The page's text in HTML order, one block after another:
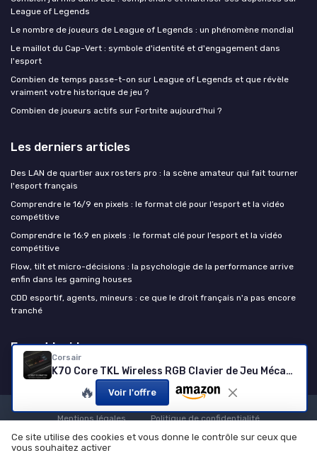
Corsair
K70 Core TKL Wireless RGB Clavier de Jeu Mécanique sans Clé – Interrupteurs Linéaires MLX Red v2 Pré-Lubrifiés – Capuchons de Clé en ABS – AZERTY FR – Noir Sans fil
🔥 Voir l'offre
League of Legends
Le nombre de joueurs de League of Legends : un phénomène mondial
Le maillot du Cap-Vert : symbole d'identité et d'engagement dans
l'esport
Combien de temps passe-t-on sur League of Legends et que révèle
vraiment votre historique de jeu ?
Combien de joueurs actifs sur Fortnite aujourd'hui ?
Les derniers articles
Des LAN de quartier aux rosters pro : la scène amateur qui fait tourner
l'esport français
Comprendre le 16/9 en pixels : le format clé pour l’esport et la vidéo
compétitive
Comprendre le 16:9 en pixels : le format clé pour l’esport et la vidéo
compétitive
Flow, tilt et micro-décisions : la psychologie de la performance arrive
enfin dans les gaming houses
CDD esportif, agents, mineurs : ce que le droit français n'a pas encore
tranché
Esport Insiders
Mentions légales
Politique de confidentialité
© Esport Insiders 2026
Ce site utilise des cookies et vous donne le contrôle sur ceux que
vous souhaitez activer